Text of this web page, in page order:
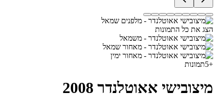
הצג את כל התמונות
+
5תמונות
מיצובישי אאוטלנדר 2008